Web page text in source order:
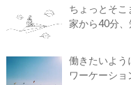
ちょっとそこ
家から40分、
働きたいよう
ワーケーショ